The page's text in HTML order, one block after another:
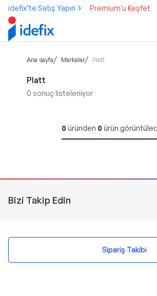
idefix’te Satış Yapın Premium'u Keşfet
Ana sayfa/ Markalar/ Platt
Platt
0 sonuç listeleniyor
0 üründen 0 ürün
Bizi Takip Edin
Sipariş Takibi